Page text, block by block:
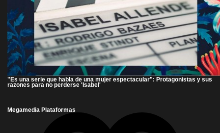
"Es una serie que habla de una mujer espectacular": Protagonistas y sus
razones para no perderse 'Isabel'
Megamedia Plataformas